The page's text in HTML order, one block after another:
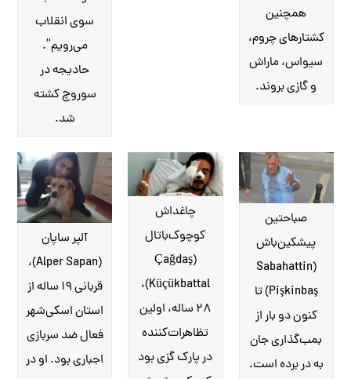
سوی انقلاب
می‌رویم”.
حادیجه در
سوروچ کشته
شد.
همچنین
کشتارهای چروم،
سیواس، ماراش
و گازی بروند.
آلپر ساپان
(Alper Sapan)،
قربانی ۱۹ ساله از
استان اسکی‌شهر
فعال ضد سربازی
اجباری بود. او در
چاغداش
کوچوک‌باتال
(Çağdaş
Küçükbattal)،
۲۸ ساله، اولین
تظاهرات‌کننده
در پارک گزی بود
صباحتین
پیشکین‌باش
(Sabahattin
Pişkinbaş) تا
کنون دو بار از
بمب‌گذاری جان
به در برده است.